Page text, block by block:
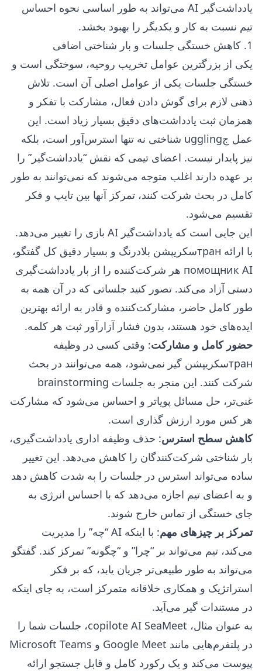
یادداشت‌گیر AI می‌تواند به طور اساسی نحوه احساس
تیم نسبت به کار و یکدیگر را بهبود بخشد.
1. کاهش خستگی جلسات و بار شناختی اضافی
یکی از بزرگترین عوامل تخریب روحیه، سوختگی است و
خستگی جلسات یکی از عوامل اصلی آن است. تلاش
ذهنی لازم برای گوش دادن فعال، مشارکت با تفکر و
همزمان ثبت یادداشت‌های دقیق بسیار زیاد است. این
عمل جuggling شناختی نه تنها استرس‌آور است، بلکه
نیز پایدار نیست. اعضای تیمی که نقش “یادداشت‌گیر” را
بر عهده دارند اغلب متوجه می‌شوند که نمی‌توانند به طور
کامل در بحث شرکت کنند، تمرکز آنها بین تایپ و فکر
تقسیم می‌شود.
این جایی است که یادداشت‌گیر AI بازی را تغییر می‌دهد.
با ارائه транسکریپشن بلادرنگ و بسیار دقیق کل گفتگو،
помощник AI هر شرکت‌کننده را از بار یادداشت‌گیری
دستی آزاد می‌کند. تصور کنید جلساتی که در آن همه به
طور کامل حاضر، مشارکت‌کننده و قادر به ارائه بهترین
ایده‌های خود هستند، بدون فشار آزارآور ثبت هر کلمه.
حضور کامل و مشارکت: وقتی کسی در وظیفه
транسکریپشن گیر نمی‌شود، همه می‌توانند در بحث
شرکت کنند. این منجر به جلسات brainstorming
غنی‌تر، حل مسائل پویاتر و احساس می‌شود که مشارکت
هر کس مورد ارزش گذاری است.
کاهش سطح استرس: حذف وظیفه اداری یادداشت‌گیری،
بار شناختی شرکت‌کنندگان را کاهش می‌دهد. این تغییر
ساده می‌تواند استرس در جلسات را به شدت کاهش دهد
و به اعضای تیم اجازه می‌دهد که با احساس انرژی به
جای خستگی از تماس خارج شوند.
تمرکز بر چیزهای مهم
: با اینکه AI “چه” را مدیریت
می‌کند، تیم می‌تواند بر “چرا” و “چگونه” تمرکز کند. گفتگو
می‌تواند به طور طبیعی‌تر جریان یابد، که بر فکر
استراتژیک و همکاری خلاقانه متمرکز است، به جای اینکه
در مستندات گیر می‌آید.
به عنوان مثال، copilote AI SeaMeet، جلسات شما را
در پلتفرم‌هایی مانند Google Meet و Microsoft Teams
پیوست می‌کند و یک رکورد کامل و قابل جستجو ارائه